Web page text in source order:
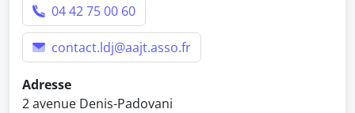
04 42 75 00 60
contact.ldj@aajt.asso.fr
Adresse
2 avenue Denis-Padovani